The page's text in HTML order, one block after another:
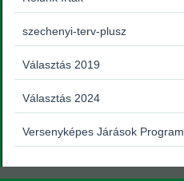
szechenyi-terv-plusz
Választás 2019
Választás 2024
Versenyképes Járások Program